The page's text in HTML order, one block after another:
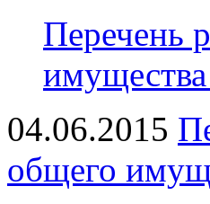
Перечень
04.06.2015
общего